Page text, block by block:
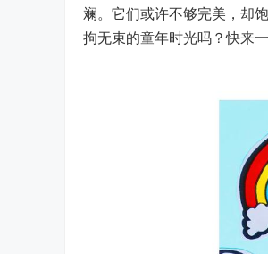
斓。它们或许不够完美，却
拘无束的童年时光吗？快来